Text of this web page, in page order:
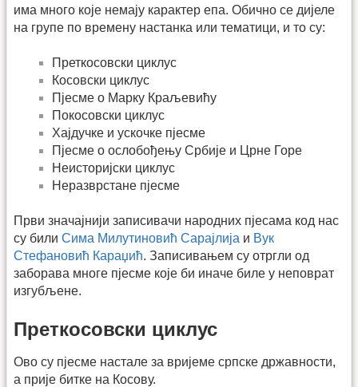
има много које немају карактер епа. Обично се дијеле
на групе по времену настанка или тематици, и то су:
Преткосовски циклус
Косовски циклус
Пјесме о Марку Краљевићу
Покосовски циклус
Хајдучке и ускочке пјесме
Пјесме о ослобођењу Србије и Црне Горе
Неисторијски циклус
Неразврстане пјесме
Први значајнији записивачи народних пјесама код нас
су били Сима Милутиновић Сарајлија и Вук
Стефановић Караџић. Записивањем су отргли од
заборава многе пјесме које би иначе биле у неповрат
изгубљене.
Преткосовски циклус
Ово су пјесме настале за вријеме српске државности,
а прије битке на Косову.